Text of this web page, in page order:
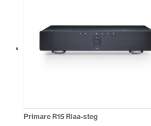
varianter.
olika
Primare R15 Riaa-steg